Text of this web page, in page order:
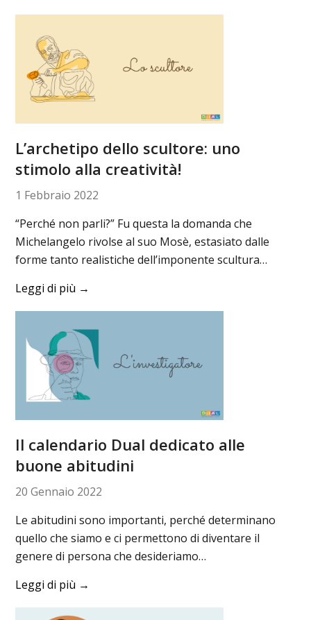
L’archetipo dello scultore: uno
stimolo alla creatività!
1 Febbraio 2022
“Perché non parli?” Fu questa la domanda che
Michelangelo rivolse al suo Mosè, estasiato dalle
forme tanto realistiche dell’imponente scultura…
Leggi di più →
Il calendario Dual dedicato alle
buone abitudini
20 Gennaio 2022
Le abitudini sono importanti, perché determinano
quello che siamo e ci permettono di diventare il
genere di persona che desideriamo…
Leggi di più →